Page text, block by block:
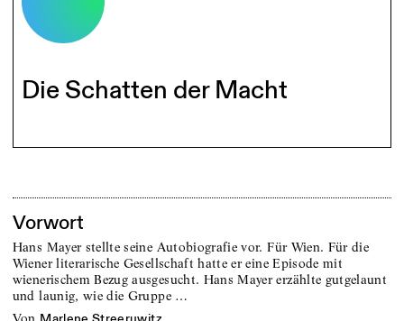
Die Schatten der Macht
Vorwort
Hans Mayer stellte seine Autobiografie vor. Für Wien. Für die
Wiener literarische Gesellschaft hatte er eine Episode mit
wienerischem Bezug ausgesucht. Hans Mayer erzählte gutgelaunt
und launig, wie die Gruppe …